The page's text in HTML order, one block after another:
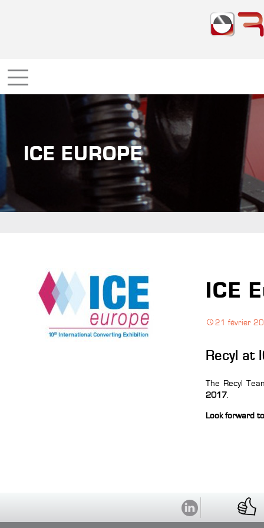
ICE EUROPE
ICE
21 février
Recyl at
The Recyl
2017.
Look forward